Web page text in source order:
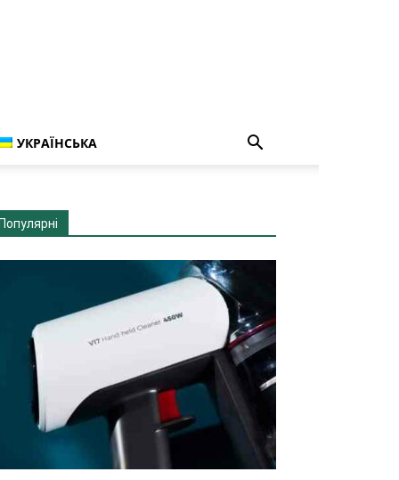
УКРАЇНСЬКА